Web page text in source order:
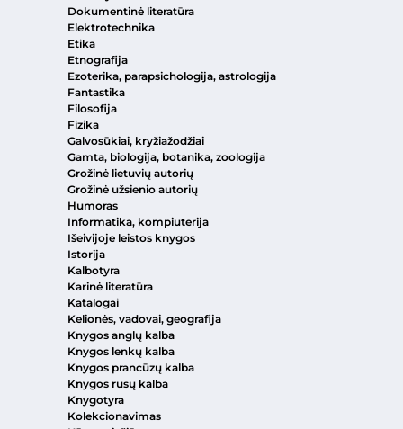
Dokumentinė literatūra
Elektrotechnika
Etika
Etnografija
Ezoterika, parapsichologija, astrologija
Fantastika
Filosofija
Fizika
Galvosūkiai, kryžiažodžiai
Gamta, biologija, botanika, zoologija
Grožinė lietuvių autorių
Grožinė užsienio autorių
Humoras
Informatika, kompiuterija
Išeivijoje leistos knygos
Istorija
Kalbotyra
Karinė literatūra
Katalogai
Kelionės, vadovai, geografija
Knygos anglų kalba
Knygos lenkų kalba
Knygos prancūzų kalba
Knygos rusų kalba
Knygotyra
Kolekcionavimas